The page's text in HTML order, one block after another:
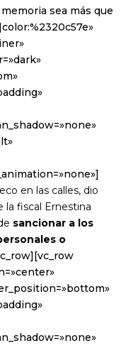
sea más que
en las calles, dio
la fiscal Ernestina
sancionar a los
o